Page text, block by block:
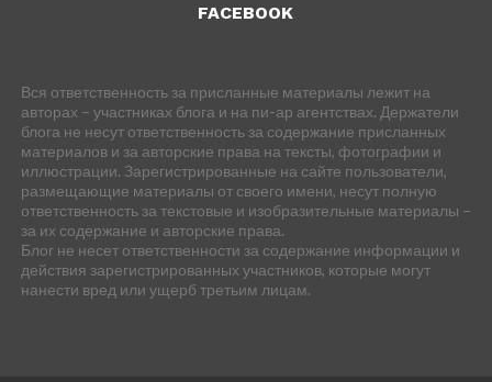
FACEBOOK
Вся ответственность за присланные материалы лежит на
авторах – участниках блога и на пи-ар агентствах. Держатели
блога не несут ответственность за содержание присланных
материалов и за авторские права на тексты, фотографии и
иллюстрации. Зарегистрированные на сайте пользователи,
размещающие материалы от своего имени, несут полную
ответственность за текстовые и изобразительные материалы –
за их содержание и авторские права.
Блог не несет ответственности за содержание информации и
действия зарегистрированных участников, которые могут
нанести вред или ущерб третьим лицам.